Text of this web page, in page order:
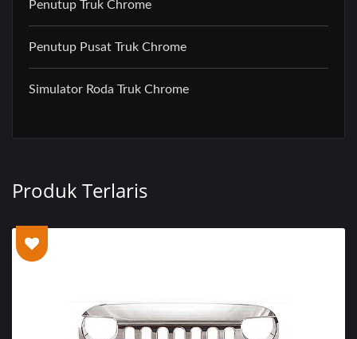
Penutup Truk Chrome
Penutup Pusat Truk Chrome
Simulator Roda Truk Chrome
Produk Terlaris